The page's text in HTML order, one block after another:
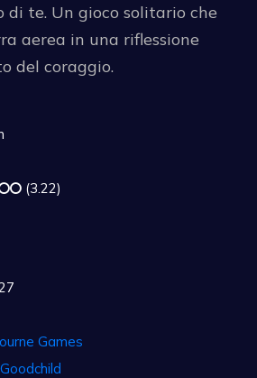
te. Un gioco solitario che
aerea in una riflessione
del coraggio.
(3.22)
Games